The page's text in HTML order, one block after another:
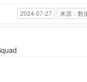
2024-07-27 来源：数